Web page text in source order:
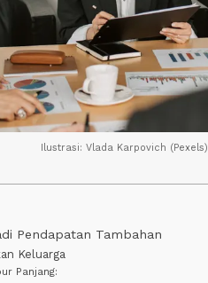
Ilustrasi: Vlada Karpovich (Pexels)
Pendapatan Tambahan
Keluarga
Panjang: